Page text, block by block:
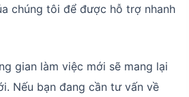
chúng tôi để được hỗ trợ nhanh
gian làm việc mới sẽ mang lại
Nếu bạn đang cần tư vấn về